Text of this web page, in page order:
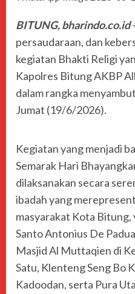
BITUNG, bharindo.co.id
persaudaraan, dan
kegiatan Bhakti Religi
Kapolres Bitung AKBP
dalam rangka
Jumat (19/6/2026).
Kegiatan yang menjadi
Semarak Hari
dilaksanakan secara
ibadah yang
masyarakat Kota
Santo Antonius De
Masjid Al Muttaqien di
Satu, Klenteng Seng Bo
Kadoodan, serta Pura